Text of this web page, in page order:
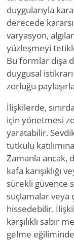
duygularıyla
derecede
varyasyon,
yüzleşmeyi
Bu formlar dışa
duygusal
zorluğu
İlişkilerde,
için yönetmesi
yaratabilir.
tutkulu
Zamanla ancak,
kafa karışıklığı
sürekli güvence
suçlamalar veya
hissedebilir.
karşılıklı sabır
gelme